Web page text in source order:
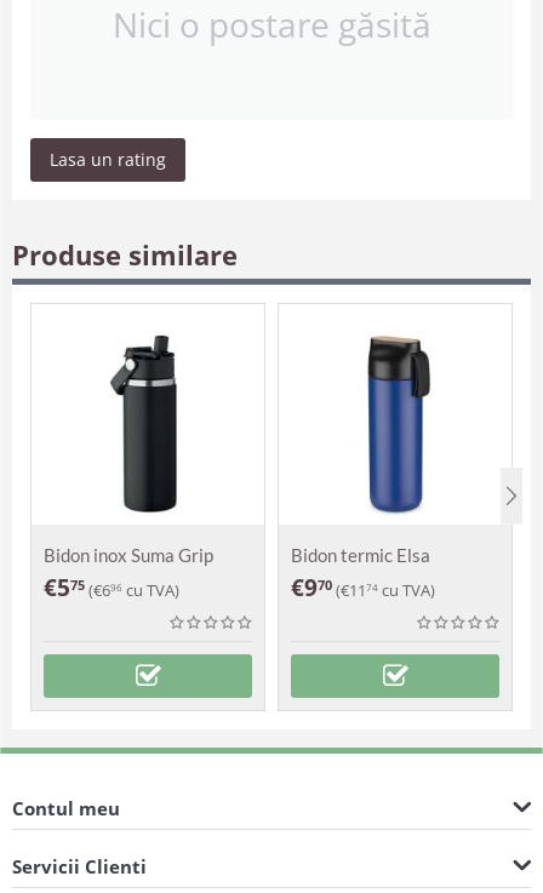
Nici o postare găsită
Lasa un rating
Produse similare
Bidon inox Suma Grip
€575 (€696 cu TVA)
Bidon termic Elsa
€970 (€11 74 cu TVA)
Contul meu
Servicii Clienti